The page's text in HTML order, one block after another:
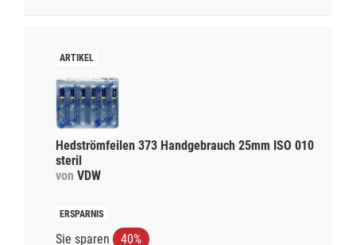
Hedströmfeilen 373 Handgebrauch 25mm ISO 010
steril
von VDW
Sie sparen 40%